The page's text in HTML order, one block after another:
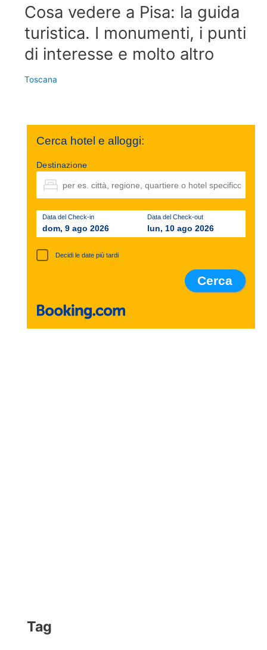
Cosa vedere a Pisa: la guida
turistica. I monumenti, i punti
di interesse e molto altro
Toscana
Cerca hotel e alloggi:
Destinazione
Data del Check-in
dom, 9 ago 2026
Data del Check-out
lun, 10 ago 2026
Decidi le date più tardi
Tag